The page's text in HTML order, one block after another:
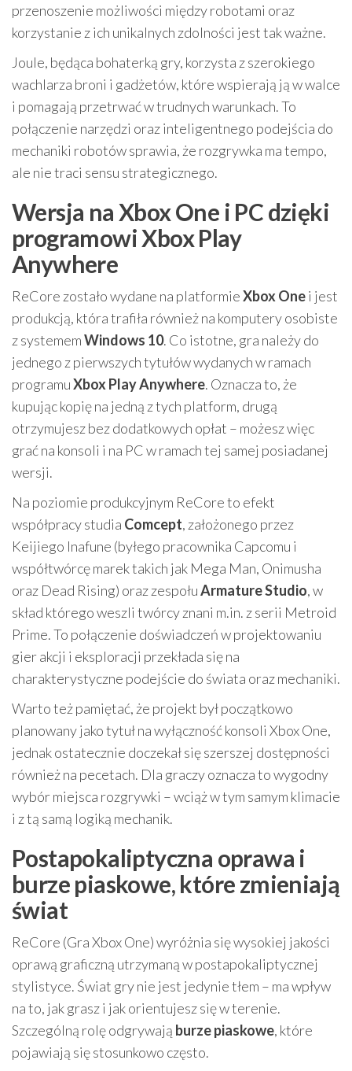
przenoszenie możliwości między robotami oraz
korzystanie z ich unikalnych zdolności jest tak ważne.
Joule, będąca bohaterką gry, korzysta z szerokiego
wachlarza broni i gadżetów, które wspierają ją w walce
i pomagają przetrwać w trudnych warunkach. To
połączenie narzędzi oraz inteligentnego podejścia do
mechaniki robotów sprawia, że rozgrywka ma tempo,
ale nie traci sensu strategicznego.
Wersja na Xbox One i PC dzięki
programowi Xbox Play
Anywhere
ReCore zostało wydane na platformieXbox Onei jest
produkcją, która trafiła również na komputery osobiste
z systememWindows 10. Co istotne, gra należy do
jednego z pierwszych tytułów wydanych w ramach
programuXbox Play Anywhere. Oznacza to, że
kupując kopię na jedną z tych platform, drugą
otrzymujesz bez dodatkowych opłat – możesz więc
grać na konsoli i na PC w ramach tej samej posiadanej
wersji.
Na poziomie produkcyjnym ReCore to efekt
współpracy studia Comcept, założonego przez
Keijiego Inafune (byłego pracownika Capcomu i
współtwórcę marek takich jak Mega Man, Onimusha
oraz Dead Rising) oraz zespołuArmature Studio, w
skład którego weszli twórcy znani m.in. z serii Metroid
Prime. To połączenie doświadczeń w projektowaniu
gier akcji i eksploracji przekłada się na
charakterystyczne podejście do świata oraz mechaniki.
Warto też pamiętać, że projekt był początkowo
planowany jako tytuł na wyłączność konsoli Xbox One,
jednak ostatecznie doczekał się szerszej dostępności
również na pecetach. Dla graczy oznacza to wygodny
wybór miejsca rozgrywki – wciąż w tym samym klimacie
i z tą samą logiką mechanik.
Postapokaliptyczna oprawa i
burze piaskowe, które zmieniają
świat
ReCore (Gra Xbox One) wyróżnia się wysokiej jakości
oprawą graficzną utrzymaną w postapokaliptycznej
stylistyce. Świat gry nie jest jedynie tłem – ma wpływ
na to, jak grasz i jak orientujesz się w terenie.
Szczególną rolę odgrywają burze piaskowe, które
pojawiają się stosunkowo często.